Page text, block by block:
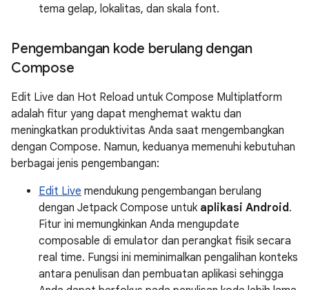
tema gelap, lokalitas, dan skala font.
Pengembangan kode berulang dengan
Compose
Edit Live dan Hot Reload untuk Compose Multiplatform
adalah fitur yang dapat menghemat waktu dan
meningkatkan produktivitas Anda saat mengembangkan
dengan Compose. Namun, keduanya memenuhi kebutuhan
berbagai jenis pengembangan:
Edit Live mendukung pengembangan berulang
dengan Jetpack Compose untuk aplikasi Android .
Fitur ini memungkinkan Anda mengupdate
composable di emulator dan perangkat fisik secara
real time. Fungsi ini meminimalkan pengalihan konteks
antara penulisan dan pembuatan aplikasi sehingga